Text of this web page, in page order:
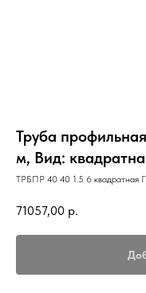
Труба
м, Вид:
ТРБПР 40 40 1.5 6
71057,00 р.